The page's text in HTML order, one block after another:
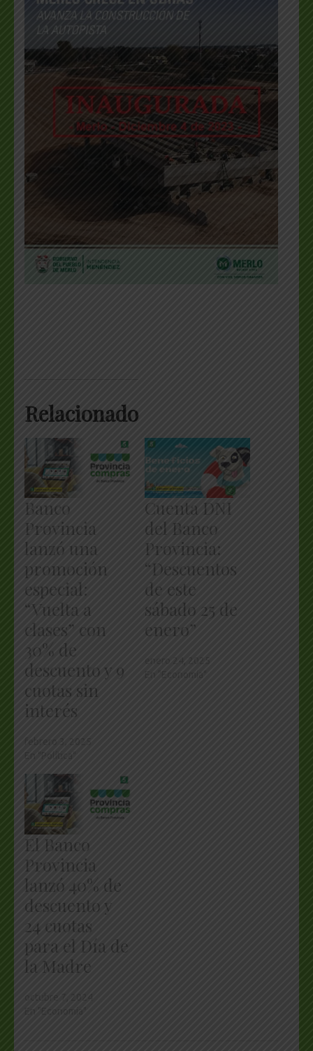
Relacionado
Banco
Provincia
lanzó una
promoción
especial:
“Vuelta a
clases” con
30% de
descuento y 9
cuotas sin
interés
Cuenta DNI
del Banco
Provincia:
“Descuentos
de este
sábado 25 de
enero”
El Banco
Provincia
lanzó 40% de
descuento y
24 cuotas
para el Día de
la Madre